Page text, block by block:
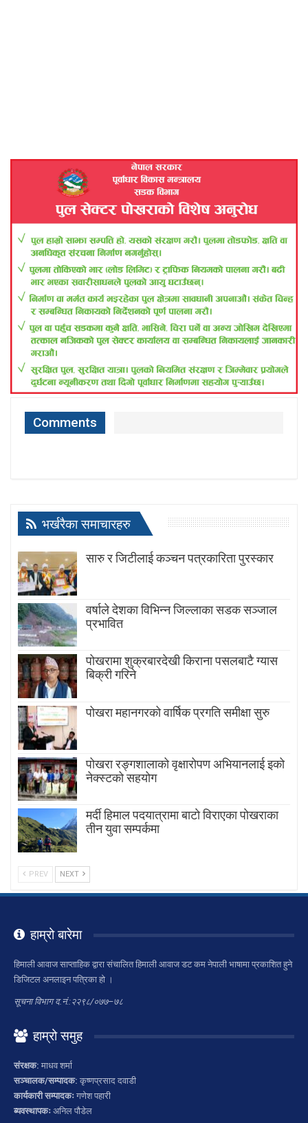
Comments
भर्खरैका समाचारहरु
सारु र जिटीलाई कञ्चन पत्रकारिता पुरस्कार
वर्षाले देशका विभिन्न जिल्लाका सडक सञ्जाल
प्रभावित
पोखरामा शुक्रबारदेखी किराना पसलबाटै ग्यास
बिक्री गरिने
पोखरा महानगरको वार्षिक प्रगति समीक्षा सुरु
पोखरा रङ्गशालाको वृक्षारोपण अभियानलाई इको
नेक्स्टको सहयोग
मर्दी हिमाल पदयात्रामा बाटाे विराएका पाेखराका
तीन युवा सम्पर्कमा
PREV NEXT
हाम्रो बारेमा
हिमाली आवाज साप्ताहिक द्वारा संचालित हिमाली आवाज डट कम नेपाली भाषामा प्रकाशित हुने
डिजिटल अनलाइन पत्रिका हो ।
सूचना विभाग द.नं.:२२९८/०७७–७८
हाम्रो समुह
संरक्षक: माधव शर्मा
सञ्चालक/सम्पादक: कृष्णप्रसाद दवाडी
कार्यकारी सम्पादकः गणेश पहारी
ब्यवस्थापकः अनिल पौडेल